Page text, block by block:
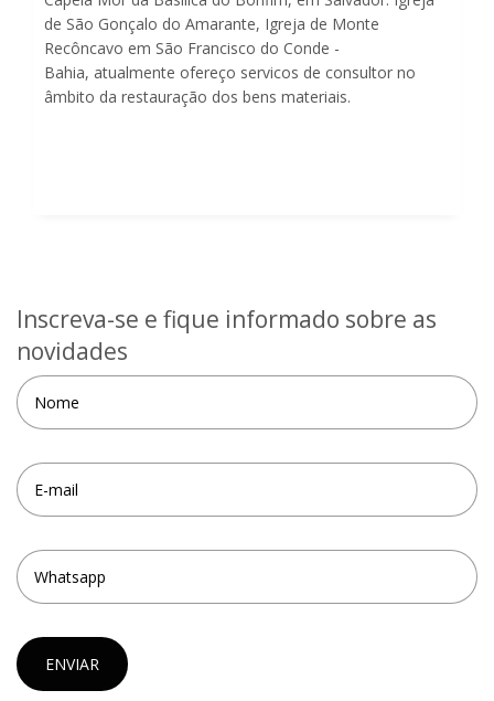
de São Gonçalo do Amarante, Igreja de Monte
Recôncavo em São Francisco do Conde -
Bahia, atualmente ofereço servicos de consultor no
âmbito da restauração dos bens materiais.
Inscreva-se e fique informado sobre as
novidades
ENVIAR